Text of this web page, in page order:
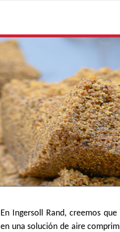
En Ingersoll Rand, creemos
en una solución de aire